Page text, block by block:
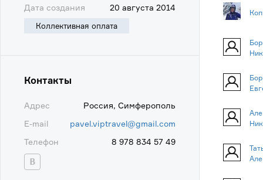
Дата создания 20 августа 2014
Коллективная оплата
Контакты
Адрес
Россия, Симферополь
E-mail
pavel.viptravel@gmail.com
Телефон
8 978 834 57 49